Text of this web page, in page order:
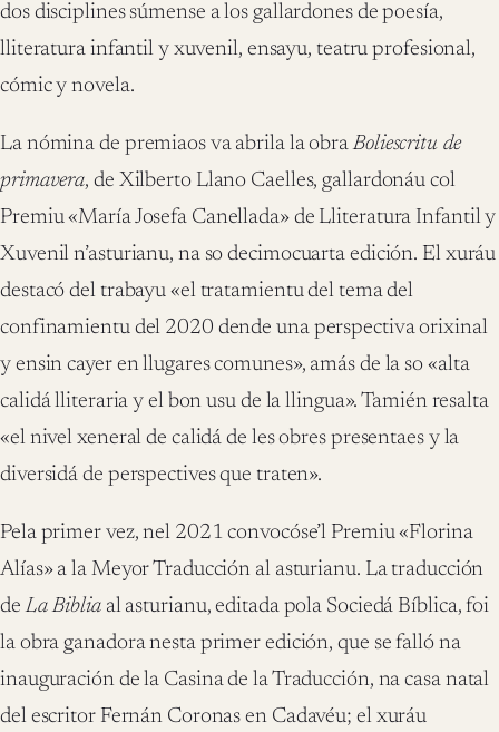
dos disciplines súmense a los gallardones de poesía,
lliteratura infantil y xuvenil, ensayu, teatru profesional,
cómic y novela.
La nómina de premiaos va abrila la obraBoliescritu de
primavera, de Xilberto Llano Caelles, gallardonáu col
Premiu «María Josefa Canellada» de Lliteratura Infantil y
Xuvenil n’asturianu, na so decimocuarta edición. El xuráu
destacó del trabayu «el tratamientu del tema del
confinamientu del 2020 dende una perspectiva orixinal
y ensin cayer en llugares comunes», amás de la so «alta
calidá lliteraria y el bon usu de la llingua». Tamién resalta
«el nivel xeneral de calidá de les obres presentaes y la
diversidá de perspectives que traten».
Pela primer vez, nel 2021 convocóse’l Premiu «Florina
Alías» a la Meyor Traducción al asturianu. La traducción
deLa Bibliaal asturianu, editada pola Sociedá Bíblica, foi
la obra ganadora nesta primer edición, que se falló na
inauguración de la Casina de la Traducción, na casa natal
del escritor Fernán Coronas en Cadavéu; el xuráu